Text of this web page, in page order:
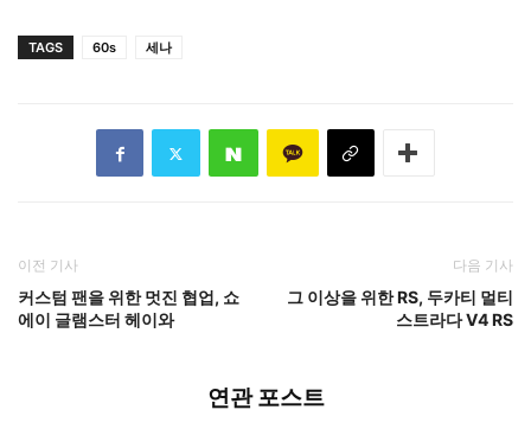
TAGS 60s 세나
이전 기사
커스텀 팬을 위한 멋진 협업, 쇼
에이 글램스터 헤이와
다음 기사
그 이상을 위한 RS, 두카티 멀티
스트라다 V4 RS
연관 포스트